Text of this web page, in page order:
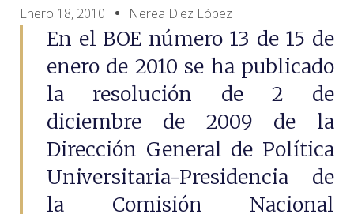
Enero 18, 2010 Nerea Diez López
En el BOE número 13 de 15 de
enero de 2010 se ha publicado
la resolución de 2 de
diciembre de 2009 de la
Dirección General de Política
Universitaria-Presidencia de
la Comisión Nacional